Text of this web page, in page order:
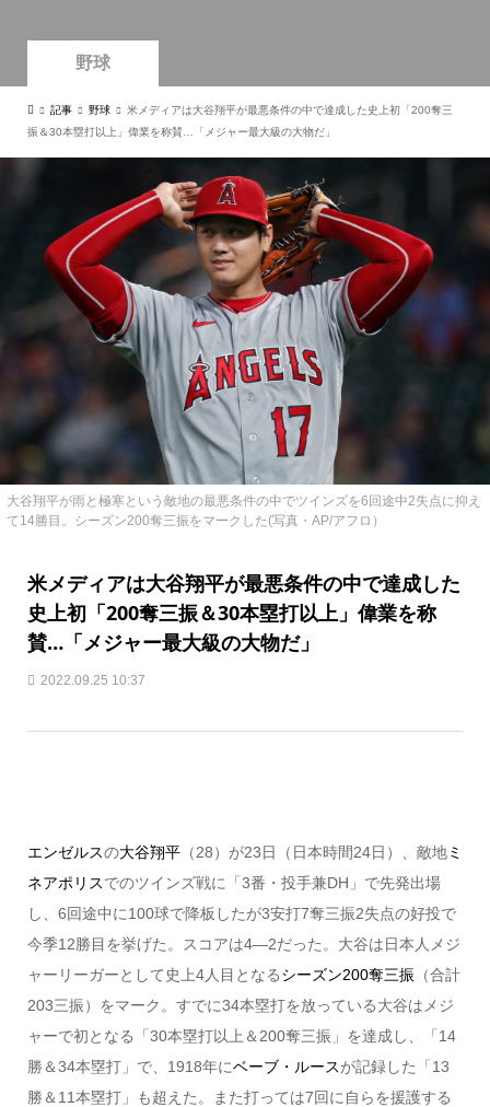
野球
記事 野球
米メディアは大谷翔平が最悪条件の中で達成した史上初「200奪三
振＆30本塁打以上」偉業を称賛…「メジャー最大級の大物だ」
大谷翔平が雨と極寒という敵地の最悪条件の中でツインズを6回途中2失点に抑え
て14勝目。シーズン200奪三振をマークした(写真・AP/アフロ）
米メディアは大谷翔平が最悪条件の中で達成した
史上初「200奪三振＆30本塁打以上」偉業を称
賛…「メジャー最大級の大物だ」
2022.09.25 10:37
エンゼルスの大谷翔平（28）が23日（日本時間24日）、敵地ミ
ネアポリスでのツインズ戦に「3番・投手兼DH」で先発出場
し、6回途中に100球で降板したが3安打7奪三振2失点の好投で
今季12勝目を挙げた。スコアは4―2だった。大谷は日本人メジ
ャーリーガーとして史上4人目となるシーズン200奪三振 （合計
203三振）をマーク。すでに34本塁打を放っている大谷はメジ
ャーで初となる「30本塁打以上＆200奪三振」を達成し、「14
勝＆34本塁打」で、1918年にベーブ・ルースが記録した「13
勝＆11本塁打」も超えた。また打っては7回に自らを援護する